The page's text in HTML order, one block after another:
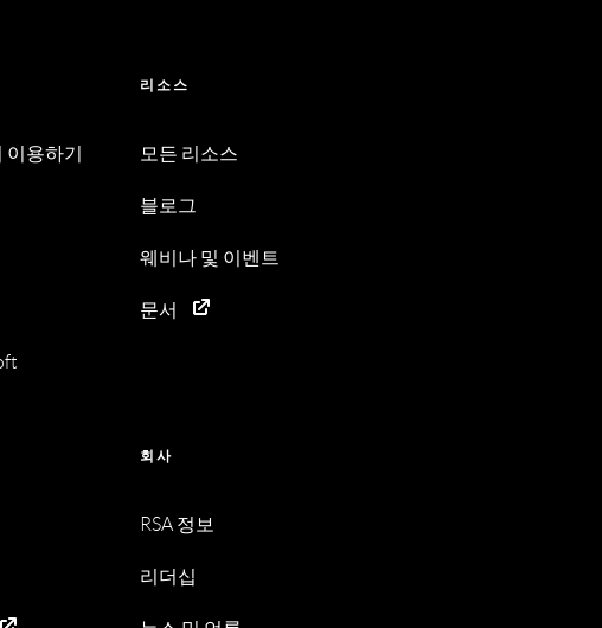
용하기
리소스
모든 리소스
블로그
웨비나 및 이벤트
문서
회사
RSA 정보
리더십